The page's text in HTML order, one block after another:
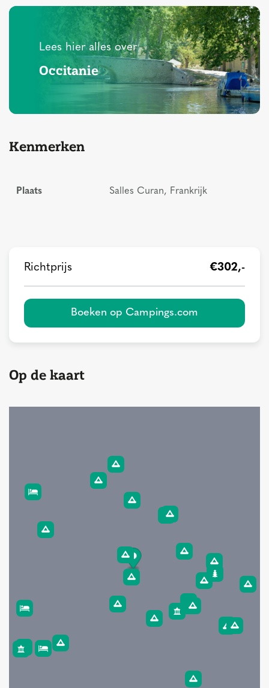
Lees hier alles over
Occitanie
Kenmerken
Plaats Salles Curan, Frankrijk
Richtprijs €302,-
Boeken op Campings.com
Op de kaart